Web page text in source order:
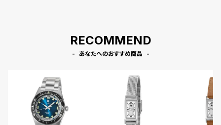
RECOMMEND
あなたへのおすすめ商品